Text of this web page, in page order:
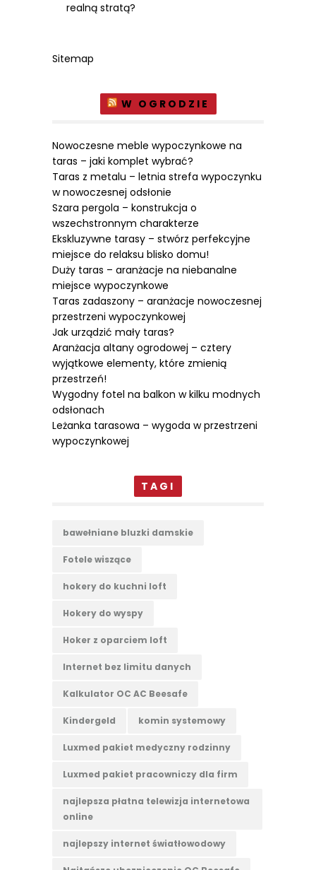
realną stratą?
Sitemap
W OGRODZIE
Nowoczesne meble wypoczynkowe na
taras – jaki komplet wybrać?
Taras z metalu – letnia strefa wypoczynku
w nowoczesnej odsłonie
Szara pergola – konstrukcja o
wszechstronnym charakterze
Ekskluzywne tarasy – stwórz perfekcyjne
miejsce do relaksu blisko domu!
Duży taras – aranżacje na niebanalne
miejsce wypoczynkowe
Taras zadaszony – aranżacje nowoczesnej
przestrzeni wypoczynkowej
Jak urządzić mały taras?
Aranżacja altany ogrodowej – cztery
wyjątkowe elementy, które zmienią
przestrzeń!
Wygodny fotel na balkon w kilku modnych
odsłonach
Leżanka tarasowa – wygoda w przestrzeni
wypoczynkowej
TAGI
bawełniane bluzki damskie
Fotele wiszące
hokery do kuchni loft
Hokery do wyspy
Hoker z oparciem loft
Internet bez limitu danych
Kalkulator OC AC Beesafe
Kindergeld komin systemowy
Luxmed pakiet medyczny rodzinny
Luxmed pakiet pracowniczy dla firm
najlepsza płatna telewizja internetowa
online
najlepszy internet światłowodowy